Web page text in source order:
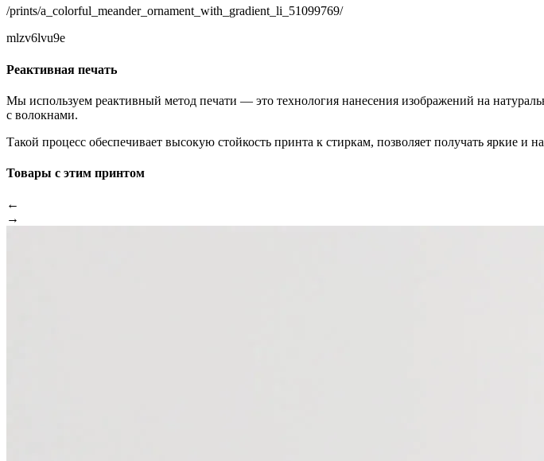
/prints/a_colorful_meander_ornament_with_gradient_li_51099769/
mlzv6lvu9e
Реактивная печать
Мы используем реактивный метод печати — это технология нанесения изображений на
с волокнами.
Такой процесс обеспечивает высокую стойкость принта к стиркам, позволяет получать яркие
Товары с этим принтом
←
→